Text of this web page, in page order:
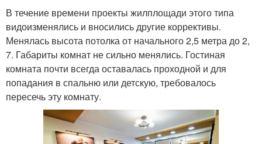
В течение времени проекты жилплощади этого типа
видоизменялись и вносились другие коррективы.
Менялась высота потолка от начального 2,5 метра до 2,
7. Габариты комнат не сильно менялись. Гостиная
комната почти всегда оставалась проходной и для
попадания в спальню или детскую, требовалось
пересечь эту комнату.